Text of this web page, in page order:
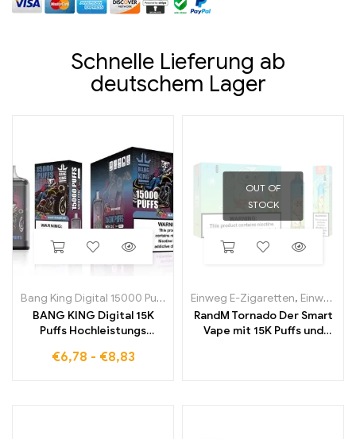
Schnelle Lieferung ab
deutschem Lager
Bang King Digital 15000 Puffs
BANG KING Digital 15K
Puffs Hochleistungs
intensivem Geschmack
€6,78 - €8,83
OUT OF
STOCK
Einweg E-Zigaretten, Einweg-E-Zigaretten in Belgien
RandM Tornado Der Smart
Vape mit 15K Puffs und